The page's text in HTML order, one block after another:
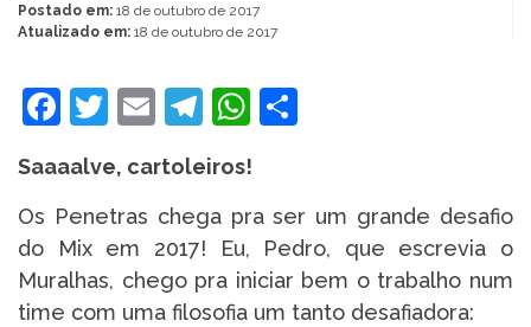
Postado em: 18 de outubro de 2017
Atualizado em: 18 de outubro de 2017
Facebook
Twitter
EmailTelegram
WhatsApp
Saaaalve, cartoleiros!
Os Penetras chega pra ser um grande desafio
do Mix em 2017! Eu, Pedro, que escrevia o
Muralhas, chego pra iniciar bem o trabalho num
time com uma filosofia um tanto desafiadora: